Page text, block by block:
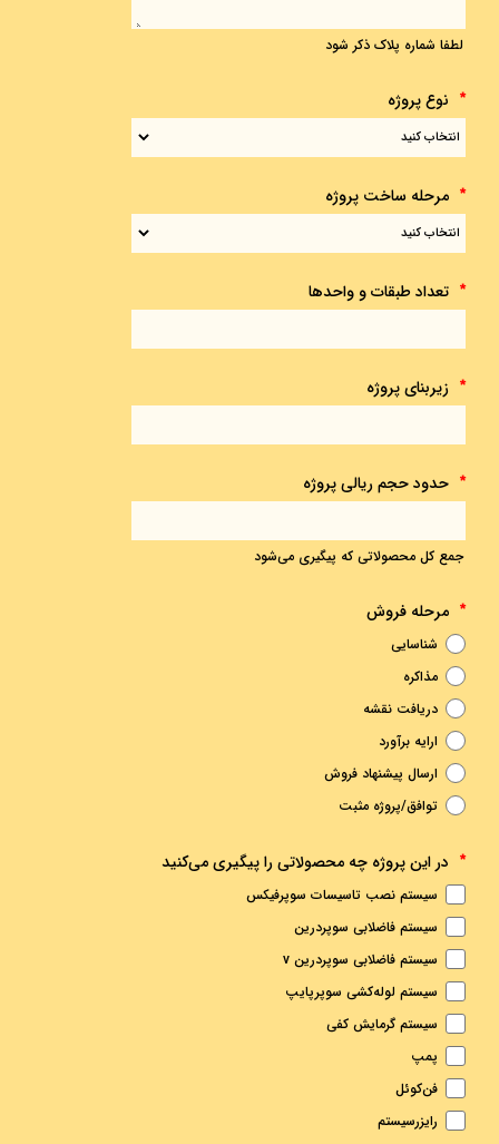
لطفا شماره پلاک ذکر شود
* نوع پروژه
* مرحله ساخت پروژه
* تعداد طبقات و واحدها
* زیربنای پروژه
* حدود حجم ریالی پروژه
جمع کل محصولاتی که پیگیری می‌شود
* مرحله فروش
شناسایی
مذاکره
دریافت نقشه
ارایه برآورد
ارسال پیشنهاد فروش
توافق/پروژه مثبت
* در این پروژه چه محصولاتی را پیگیری می‌کنید
سیستم نصب تاسیسات سوپرفیکس
سیستم فاضلابی سوپردرین
سیستم فاضلابی سوپردرین v
سیستم لوله‌کشی سوپرپایپ
سیستم گرمایش کفی
پمپ
فن‌کوئل
رایزرسیستم